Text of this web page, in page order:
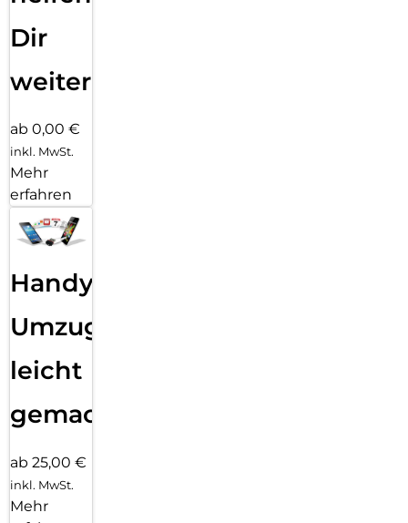
Dir
weiter
ab 0,00 €
inkl. MwSt.
Mehr
erfahren
Handy
Umzug
leicht
gemacht!
ab 25,00 €
inkl. MwSt.
Mehr